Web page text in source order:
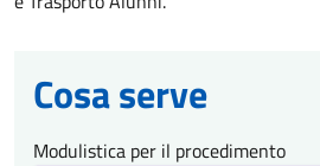
Cosa serve
Modulistica per il procedimento